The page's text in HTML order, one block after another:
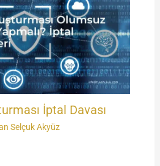
İptal Davası
Selçuk Akyüz